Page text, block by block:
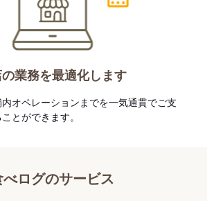
業務を最適化します
オペレーションまでを一気通貫でご支
とができます。
べログのサービス